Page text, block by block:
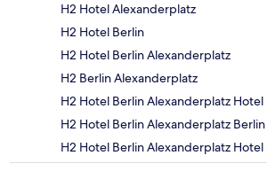
H2 Hotel Alexanderplatz
H2 Hotel Berlin
H2 Hotel Berlin Alexanderplatz
H2 Berlin Alexanderplatz
H2 Hotel Berlin Alexanderplatz Hotel
H2 Hotel Berlin Alexanderplatz Berlin
H2 Hotel Berlin Alexanderplatz Hotel